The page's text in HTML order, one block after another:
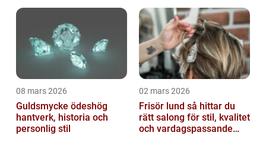
08 mars 2026
Guldsmycke ödeshög
hantverk, historia och
personlig stil
02 mars 2026
Frisör lund så hittar du
rätt salong för stil, kvalitet
och vardagspassande